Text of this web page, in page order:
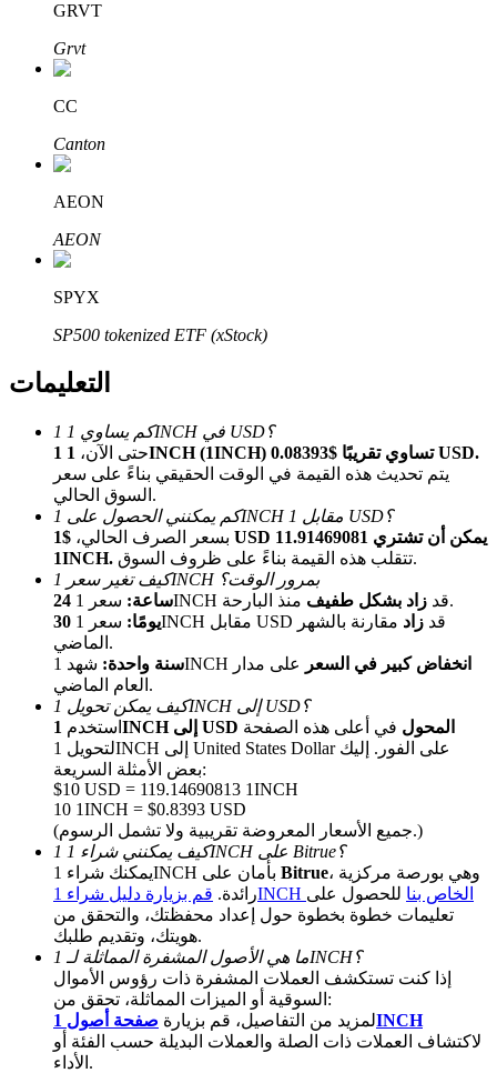
شركاء بيترو
شركاء Bitrue
الإحالة
قم بدعوة صديق لتحصل على مكافآت نقدية
BTC Welcome Rewards
BTC Welcome Rewards
Deposit & Trade BTC to Share 25000 USDT prize pool!
GRVT
Grvt
CC
Canton
AEON
AEON
SPYX
SP500 tokenized ETF (xStock)
التعليمات
كم يساوي 1 1INCH في USD؟
حتى الآن،
1 1INCH (1INCH) تساوي تقريبًا $0.08393 USD.
يتم تحديث هذه القيمة في الوقت الحقيقي بناءً على سعر
السوق الحالي.
كم يمكنني الحصول على 1INCH مقابل 1 USD؟
بسعر الصرف الحالي،
$1 USD يمكن أن تشتري 11.91469081
1INCH.
تتقلب هذه القيمة بناءً على ظروف السوق.
كيف تغير سعر 1INCH بمرور الوقت؟
24 ساعة:
سعر 1INCH قد زاد بشكل طفيف
منذ البارحة.
30 يومًا:
سعر 1INCH مقابل USD قد زاد مقارنة بالشهر
الماضي.
سنة واحدة:شهد 1INCH انخفاض كبير في السعر
على مدار
العام الماضي.
كيف يمكن تحويل 1INCH إلى USD؟
استخدم
1INCH إلى USD المحول في أعلى هذه الصفحة
لتحويل 1INCH إلى United States Dollar على الفور. إليك
بعض الأمثلة السريعة:
$10 USD = 119.14690813 1INCH
10 1INCH = $0.8393 USD
(جميع الأسعار المعروضة تقريبية ولا تشمل الرسوم.)
كيف يمكنني شراء 1 1INCH على Bitrue؟
Bitrue، وهي بورصة مركزية
رائدة.
قم بزيارة دليل شراء 1INCH الخاص بنا للحصول على
تعليمات خطوة بخطوة حول إعداد محفظتك، والتحقق من
هويتك، وتقديم طلبك.
ما هي الأصول المشفرة المماثلة لـ 1INCH؟
إذا كنت تستكشف العملات المشفرة ذات رؤوس الأموال
السوقية أو الميزات المماثلة، تحقق من:
لمزيد من التفاصيل، قم بزيارةصفحة أصول 1INCH
لاكتشاف العملات ذات الصلة والعملات البديلة حسب الفئة أو
الأداء.